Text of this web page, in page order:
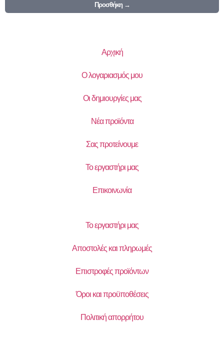
Προσθήκη →
Αρχική
Ο λογαριασμός μου
Οι δημιουργίες μας
Νέα προϊόντα
Σας προτείνουμε
Το εργαστήρι μας
Επικοινωνία
Το εργαστήρι μας
Αποστολές και πληρωμές
Επιστροφές προϊόντων
Όροι και προϋποθέσεις
Πολιτική απορρήτου